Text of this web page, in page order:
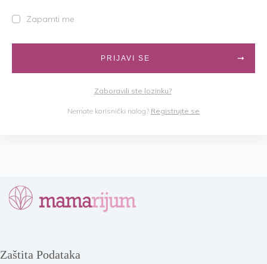
Zapamti me
PRIJAVI SE
Zaboravili ste lozinku?
Nemate korisnički nalog? Registrujte se
Zaštita Podataka